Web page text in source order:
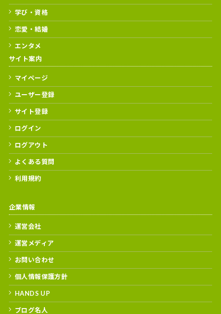
学び・資格
恋愛・結婚
エンタメ
サイト案内
マイページ
ユーザー登録
サイト登録
ログイン
ログアウト
よくある質問
利用規約
企業情報
運営会社
運営メディア
お問い合わせ
個人情報保護方針
HANDS UP
ブログ名人